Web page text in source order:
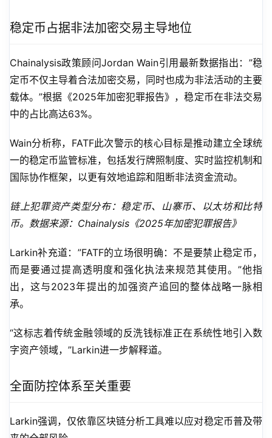
稳定币占据非法加密交易主导地位
Chainalysis政策顾问Jordan Wain引用最新数据指出：”稳
定币不仅主导着合法加密交易，同时也成为非法活动的主要
载体。”根据《2025年加密犯罪报告》，稳定币在非法交易
中的占比高达63%。
Wain分析称，FATF此次警示的核心目标是推动建立全球统
一的稳定币监管标准，包括发行牌照制度、实时监控机制和
国际协作框架，以更有效地追踪和阻断非法资金流动。
链上犯罪资产类型分布：稳定币、山寨币、以太坊和比特
币。数据来源：Chainalysis《2025年加密犯罪报告》
Larkin补充道：”FATF的立场很明确：不是要禁止稳定币，
而是要通过提高透明度和强化执法来规范其使用。”他指
出，这与2023年提出的加强资产追回的整体战略一脉相
承。
“这标志着传统金融领域的反洗钱标准正在系统性地引入数
字资产领域，”Larkin进一步解释道。
全面防控体系至关重要
Larkin强调，仅依靠区块链分析工具难以应对稳定币普及带